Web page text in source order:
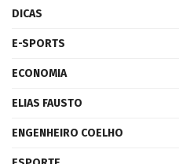
DICAS
E-SPORTS
ECONOMIA
ELIAS FAUSTO
ENGENHEIRO COELHO